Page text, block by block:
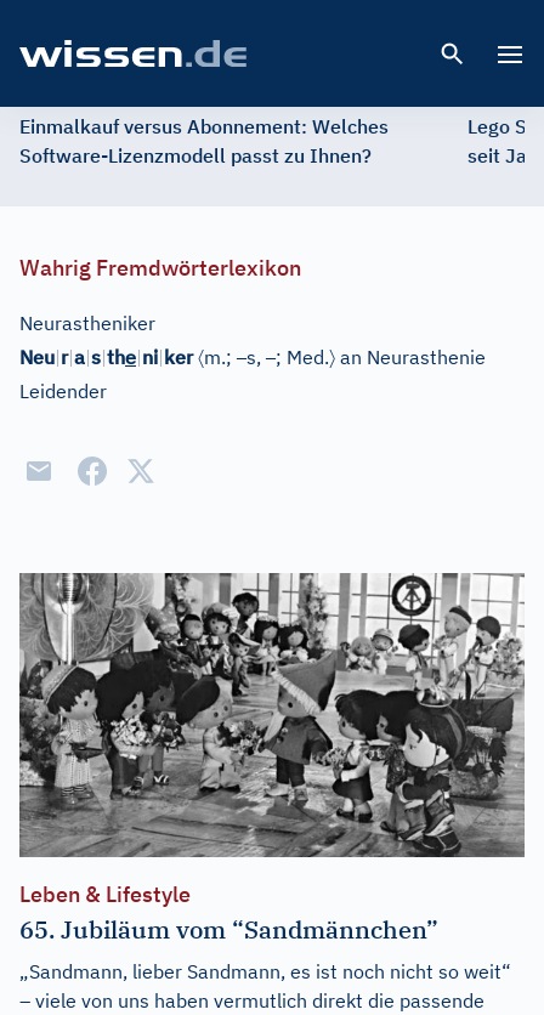
Einmalkauf versus Abonnement: Welches
Software-Lizenzmodell passt zu Ihnen?
Lego
seit
Wahrig Fremdwörterlexikon
Neurastheniker
Neu|r|a|s|the|ni|ker 〈m.;–s,–; Med.〉 an Neurasthenie
Leidender
Leben & Lifestyle
65. Jubiläum vom “Sandmännchen”
„Sandmann, lieber Sandmann, es ist noch nicht so weit“
– viele von uns haben vermutlich direkt die passende